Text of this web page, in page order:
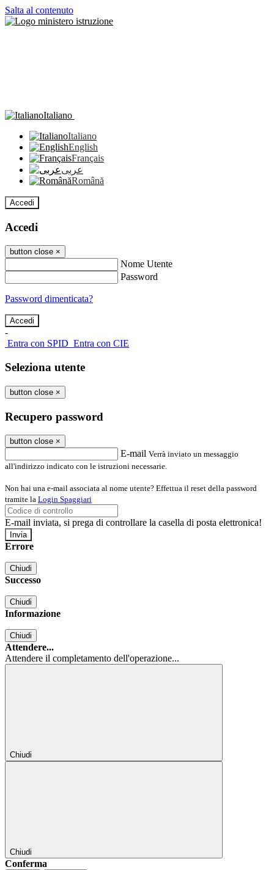
Salta al contenuto
Italiano
Italiano
English
Français
عربى
Română
Accedi
Accedi
button close ×
Nome Utente
Password
Password dimenticata?
-
Entra con SPID Entra con CIE
Seleziona utente
button close ×
Recupero password
button close ×
E-mail Verrà inviato un messaggio
all'indirizzo indicato con le istruzioni necessarie.
Non hai una e-mail associata al nome utente? Effettua il reset della password
tramite la Login Spaggiari
E-mail inviata, si prega di controllare la casella di posta elettronica!
Errore
Chiudi
Successo
Chiudi
Informazione
Chiudi
Attendere...
Attendere il completamento dell'operazione...
Chiudi
Chiudi
Conferma